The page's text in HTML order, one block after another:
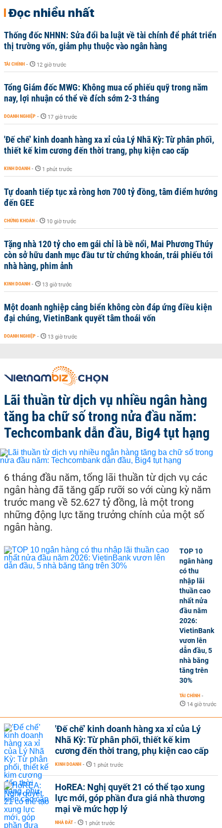
Đọc nhiều nhất
Thống đốc NHNN: Sửa đổi ba luật về tài chính để phát triển
thị trường vốn, giảm phụ thuộc vào ngân hàng
TÀI CHÍNH - 12 giờ trước
Tổng Giám đốc MWG: Không mua cổ phiếu quỹ trong năm
nay, lợi nhuận có thể về đích sớm 2-3 tháng
DOANH NGHIỆP - 17 giờ trước
'Đế chế’ kinh doanh hàng xa xỉ của Lý Nhã Kỳ: Từ phân phối,
thiết kế kim cương đến thời trang, phụ kiện cao cấp
KINH DOANH - 1 phút trước
Tự doanh tiếp tục xả ròng hơn 700 tỷ đồng, tâm điểm hướng
đến GEE
CHỨNG KHOÁN - 10 giờ trước
Tặng nhà 120 tỷ cho em gái chỉ là bề nổi, Mai Phương Thúy
còn sở hữu danh mục đầu tư từ chứng khoán, trái phiếu tới
nhà hàng, phim ảnh
KINH DOANH - 13 giờ trước
Một doanh nghiệp cảng biển không còn đáp ứng điều kiện
đại chúng, VietinBank quyết tâm thoái vốn
DOANH NGHIỆP - 13 giờ trước
Lãi thuần từ dịch vụ nhiều ngân hàng
tăng ba chữ số trong nửa đầu năm:
Techcombank dẫn đầu, Big4 tụt hạng
6 tháng đầu năm, tổng lãi thuần từ dịch vụ các
ngân hàng đã tăng gấp rưỡi so với cùng kỳ năm
trước mang về 52.627 tỷ đồng, là một trong
những động lực tăng trưởng chính của một số
ngân hàng.
TOP 10
ngân hàng
có thu
nhập lãi
thuần cao
nhất nửa
đầu năm
2026:
VietinBank
vươn lên
dẫn đầu, 5
nhà băng
tăng trên
30%
TÀI CHÍNH -
14 giờ trước
'Đế chế’ kinh doanh hàng xa xỉ của Lý
Nhã Kỳ: Từ phân phối, thiết kế kim
cương đến thời trang, phụ kiện cao cấp
KINH DOANH - 1 phút trước
HoREA: Nghị quyết 21 có thể tạo xung
lực mới, góp phần đưa giá nhà thương
mại về mức hợp lý
NHÀ ĐẤT - 1 phút trước